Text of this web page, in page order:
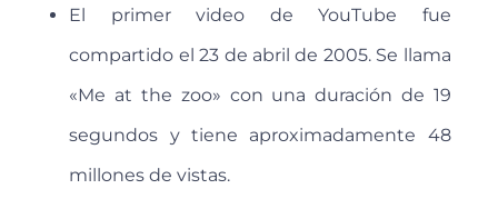
El primer video de YouTube fue
compartido el 23 de abril de 2005. Se llama
«Me at the zoo» con una duración de 19
segundos y tiene aproximadamente 48
millones de vistas.